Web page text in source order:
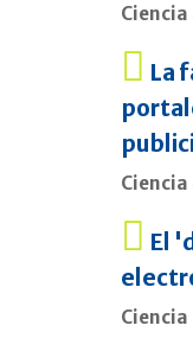
La
El